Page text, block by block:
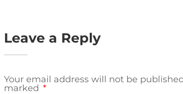
Leave a Reply
Your email address will not be
marked *